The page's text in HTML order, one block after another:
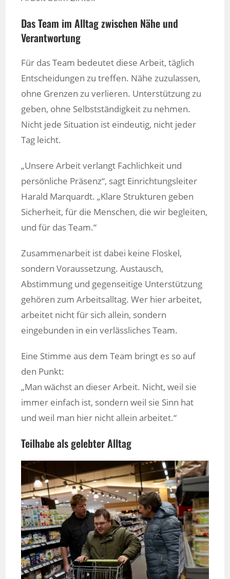
Das Team im Alltag zwischen Nähe und
Verantwortung
Für das Team bedeutet diese Arbeit, täglich
Entscheidungen zu treffen. Nähe zuzulassen,
ohne Grenzen zu verlieren. Unterstützung zu
geben, ohne Selbstständigkeit zu nehmen.
Nicht jede Situation ist eindeutig, nicht jeder
Tag leicht.
„Unsere Arbeit verlangt Fachlichkeit und
persönliche Präsenz“, sagt Einrichtungsleiter
Harald Marquardt. „Klare Strukturen geben
Sicherheit, für die Menschen, die wir begleiten,
und für das Team.“
Zusammenarbeit ist dabei keine Floskel,
sondern Voraussetzung. Austausch,
Abstimmung und gegenseitige Unterstützung
gehören zum Arbeitsalltag. Wer hier arbeitet,
arbeitet nicht für sich allein, sondern
eingebunden in ein verlässliches Team.
Eine Stimme aus dem Team bringt es so auf
den Punkt:
„Man wächst an dieser Arbeit. Nicht, weil sie
immer einfach ist, sondern weil sie Sinn hat
und weil man hier nicht allein arbeitet.“
Teilhabe als gelebter Alltag